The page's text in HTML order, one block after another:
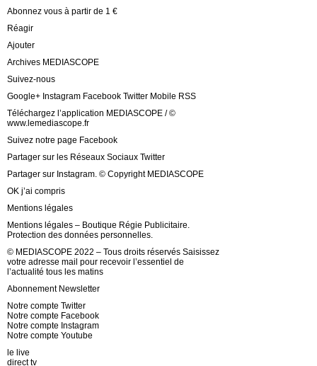
Abonnez vous à partir de 1 €
Réagir
Ajouter
Archives MEDIASCOPE
Suivez-nous
Google+ Instagram Facebook Twitter Mobile RSS
Téléchargez l’application MEDIASCOPE / ©
www.lemediascope.fr
Suivez notre page Facebook
Partager sur les Réseaux Sociaux Twitter
Partager sur Instagram. © Copyright MEDIASCOPE
OK j’ai compris
Mentions légales
Mentions légales – Boutique Régie Publicitaire.
Protection des données personnelles.
© MEDIASCOPE 2022 – Tous droits réservés Saisissez
votre adresse mail pour recevoir l’essentiel de
l’actualité tous les matins
Abonnement Newsletter
Notre compte Twitter
Notre compte Facebook
Notre compte Instagram
Notre compte Youtube
le live
direct tv